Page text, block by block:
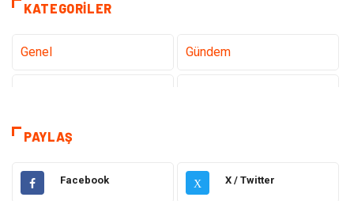
KATEGORILER
Genel Gündem
Tatil
Eğitim Gıda
PAYLAŞ
Facebook X X / Twitter